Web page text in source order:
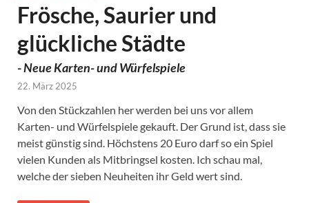
Frösche, Saurier und
glückliche Städte
-Neue Karten- und Würfelspiele
22. März 2025
Von den Stückzahlen her werden bei uns vor allem
Karten- und Würfelspiele gekauft. Der Grund ist, dass sie
meist günstig sind. Höchstens 20 Euro darf so ein Spiel
vielen Kunden als Mitbringsel kosten. Ich schau mal,
welche der sieben Neuheiten ihr Geld wert sind.